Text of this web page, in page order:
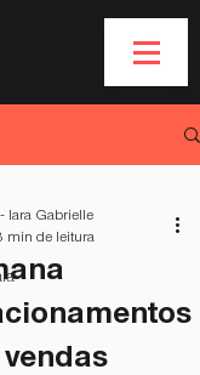
Iara Gabrielle
min de leitura